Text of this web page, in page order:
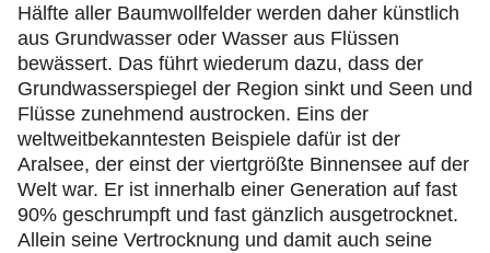
Hälfte aller Baumwollfelder werden daher künstlich
aus Grundwasser oder Wasser aus Flüssen
bewässert. Das führt wiederum dazu, dass der
Grundwasserspiegel der Region sinkt und Seen und
Flüsse zunehmend austrocken. Eins der
weltweitbekanntesten Beispiele dafür ist der
Aralsee, der einst der viertgrößte Binnensee auf der
Welt war. Er ist innerhalb einer Generation auf fast
90% geschrumpft und fast gänzlich ausgetrocknet.
Allein seine Vertrocknung und damit auch seine